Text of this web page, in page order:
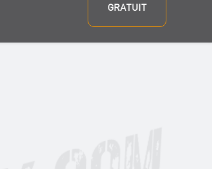
GRATUIT